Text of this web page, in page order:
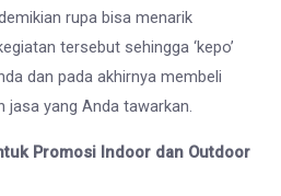
rupa bisa menarik
tersebut sehingga ‘kepo’
dan pada akhirnya membeli
jasa yang Anda tawarkan.
Promosi Indoor dan Outdoor